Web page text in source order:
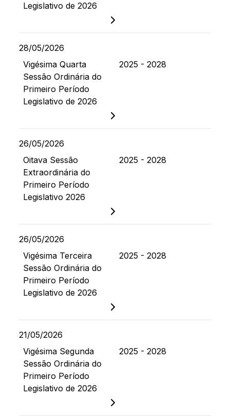
Legislativo de 2026
28/05/2026
Vigésima Quarta
Sessão Ordinária do
Primeiro Período
Legislativo de 2026
2025 - 2028
26/05/2026
Oitava Sessão
Extraordinária do
Primeiro Período
Legislativo 2026
2025 - 2028
26/05/2026
Vigésima Terceira
Sessão Ordinária do
Primeiro Período
Legislativo de 2026
2025 - 2028
21/05/2026
Vigésima Segunda
Sessão Ordinária do
Primeiro Período
Legislativo de 2026
2025 - 2028